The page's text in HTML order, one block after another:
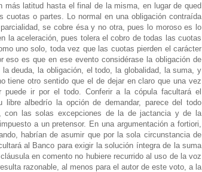
latitud hasta el final de la misma, en lugar de qued
o partes. Lo normal en una obligación contraída
se cobre ésa y no otra, pues lo moroso es lo
la aceleración, pues tolera el cobro de todas las cuotas
uno solo, toda vez que las cuotas pierden el carácter
es que en ese evento considérase la obligación de
deuda, la obligación, el todo, la globalidad, la suma, y
tiene otro sentido que el de dejar en claro que una vez
puede ir por el todo. Conferir a la cópula facultará el
albedrío la opción de demandar, parece del todo
con las solas excepciones de la de jactancia y de la
a un pretensor. En una argumentación a fortiori,
habrían de asumir que por la sola circunstancia de
al Banco para exigir la solución íntegra de la suma
en comento no hubiere recurrido al uso de la voz
razonable, al menos para el autor de este voto, a la